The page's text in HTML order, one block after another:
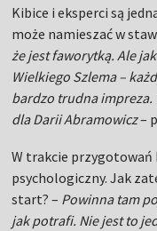
Kibice i eksperci są
może namieszać w
że jest faworytką. Ale
Wielkiego Szlema –
bardzo trudna
dla Darii Abramowicz–
W trakcie przygotowań
psychologiczny. Jak
start? – Powinna tam
jak potrafi. Nie jest to